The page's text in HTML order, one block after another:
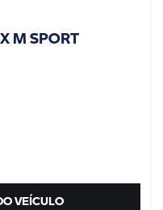
M SPORT
VEÍCULO